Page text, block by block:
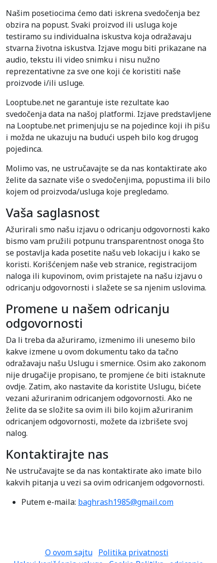
Našim posetiocima ćemo dati iskrena svedočenja bez
obzira na popust. Svaki proizvod ili usluga koje
testiramo su individualna iskustva koja odražavaju
stvarna životna iskustva. Izjave mogu biti prikazane na
audio, tekstu ili video snimku i nisu nužno
reprezentativne za sve one koji će koristiti naše
proizvode i/ili usluge.
Looptube.net ne garantuje iste rezultate kao
svedočenja data na našoj platformi. Izjave predstavljene
na Looptube.net primenjuju se na pojedince koji ih pišu
i možda ne ukazuju na budući uspeh bilo kog drugog
pojedinca.
Molimo vas, ne ustručavajte se da nas kontaktirate ako
želite da saznate više o svedočenjima, popustima ili bilo
kojem od proizvoda/usluga koje pregledamo.
Vaša saglasnost
Ažurirali smo našu izjavu o odricanju odgovornosti kako
bismo vam pružili potpunu transparentnost onoga što
se postavlja kada posetite našu veb lokaciju i kako se
koristi. Korišćenjem naše veb stranice, registracijom
naloga ili kupovinom, ovim pristajete na našu izjavu o
odricanju odgovornosti i slažete se sa njenim uslovima.
Promene u našem odricanju
odgovornosti
Da li treba da ažuriramo, izmenimo ili unesemo bilo
kakve izmene u ovom dokumentu tako da tačno
odražavaju našu Uslugu i smernice. Osim ako zakonom
nije drugačije propisano, te promjene će biti istaknute
ovdje. Zatim, ako nastavite da koristite Uslugu, bićete
vezani ažuriranim odricanjem odgovornosti. Ako ne
želite da se složite sa ovim ili bilo kojim ažuriranim
odricanjem odgovornosti, možete da izbrišete svoj
nalog.
Kontaktirajte nas
Ne ustručavajte se da nas kontaktirate ako imate bilo
kakvih pitanja u vezi sa ovim odricanjem odgovornosti.
Putem e-maila: baghrash1985@gmail.com
O ovom sajtu
Politika privatnosti